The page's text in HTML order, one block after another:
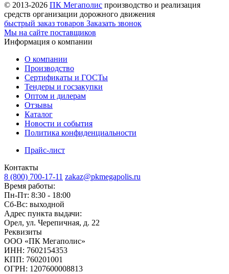
© 2013-2026 ПК Мегаполис производство и реализация
средств организации дорожного движения
быстрый заказ товаров Заказать звонок
Мы на сайте поставщиков
Информация о компании
О компании
Производство
Сертификаты и ГОСТы
Тендеры и госзакупки
Оптом и дилерам
Отзывы
Каталог
Новости и события
Политика конфиденциальности
Прайс-лист
Контакты
8 (800) 700-17-11 zakaz@pkmegapolis.ru
Время работы:
Пн-Пт: 8:30 - 18:00
Сб-Вс: выходной
Адрес пункта выдачи:
Орел, ул. Черепичная, д. 22
Реквизиты
ООО «ПК Мегаполис»
ИНН: 7602154353
КПП: 760201001
ОГРН: 1207600008813